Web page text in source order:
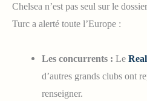
Chelsea n’est pas seul sur le
Turc a alerté toute l’Europe :
Les concurrents : Le
d’autres grands clubs ont
renseigner.